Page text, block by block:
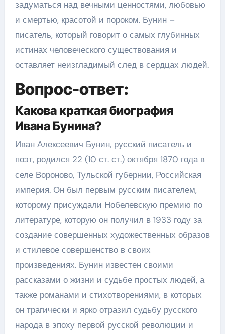
задуматься над вечными ценностями, любовью
и смертью, красотой и пороком. Бунин –
писатель, который говорит о самых глубинных
истинах человеческого существования и
оставляет неизгладимый след в сердцах людей.
Вопрос-ответ:
Какова краткая биография
Ивана Бунина?
Иван Алексеевич Бунин, русский писатель и
поэт, родился 22 (10 ст. ст.) октября 1870 года в
селе Вороново, Тульской губернии, Российская
империя. Он был первым русским писателем,
которому присуждали Нобелевскую премию по
литературе, которую он получил в 1933 году за
создание совершенных художественных образов
и стилевое совершенство в своих
произведениях. Бунин известен своими
рассказами о жизни и судьбе простых людей, а
также романами и стихотворениями, в которых
он трагически и ярко отразил судьбу русского
народа в эпоху первой русской революции и